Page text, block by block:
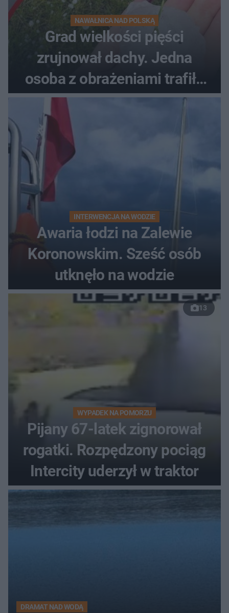
NAWAŁNICA NAD POLSKĄ
Grad wielkości pięści
zrujnował dachy. Jedna
osoba z obrażeniami trafiła
do szpitala
INTERWENCJA NA WODZIE
Awaria łodzi na Zalewie
Koronowskim. Sześć osób
utknęło na wodzie
13
WYPADEK NA POMORZU
Pijany 67-latek zignorował
rogatki. Rozpędzony pociąg
Intercity uderzył w traktor
DRAMAT NAD WODĄ